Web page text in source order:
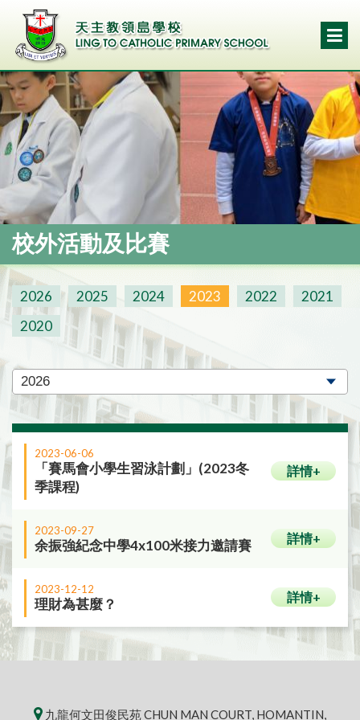
校外活動及比賽
2026 2025 2024 2023 2022
2021
2020
2023-06-06
「賽馬會小學生習泳計劃」(2023冬
季課程)
詳情+
2023-09-27
余振強紀念中學4x100米接力邀請賽 詳情+
2023-12-12
理財為甚麼？ 詳情+
九龍何文田俊民苑 CHUN MAN COURT, HOMANTIN,